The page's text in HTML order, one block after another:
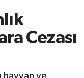
Cezası
hayvan ve